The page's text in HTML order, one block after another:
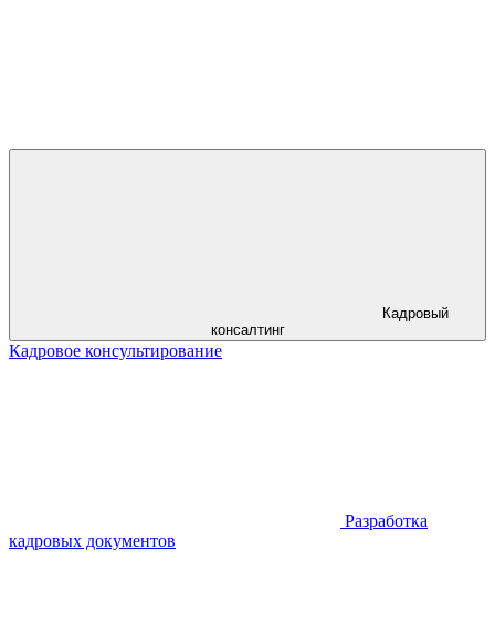
консалтинг
Кадровое консультирование
Разработка
кадровых документов